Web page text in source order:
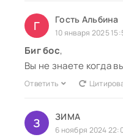
Г Гость Альбина
10 января 2025
Биг бос,
Вы не знаете когда
Ответить
З ЗИМА
6 ноября 2024